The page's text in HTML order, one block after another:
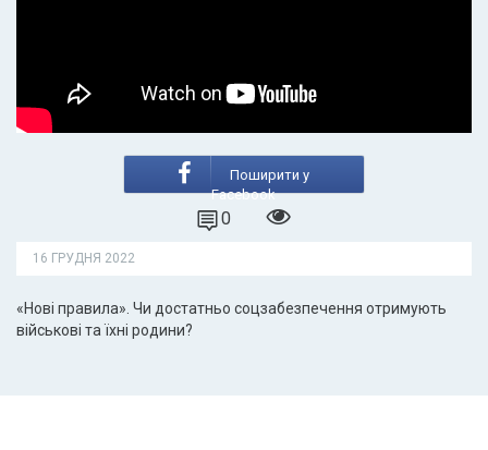
Поширити у
Facebook
0
16 ГРУДНЯ 2022
«Нові правила». Чи достатньо соцзабезпечення отримують
військові та їхні родини?